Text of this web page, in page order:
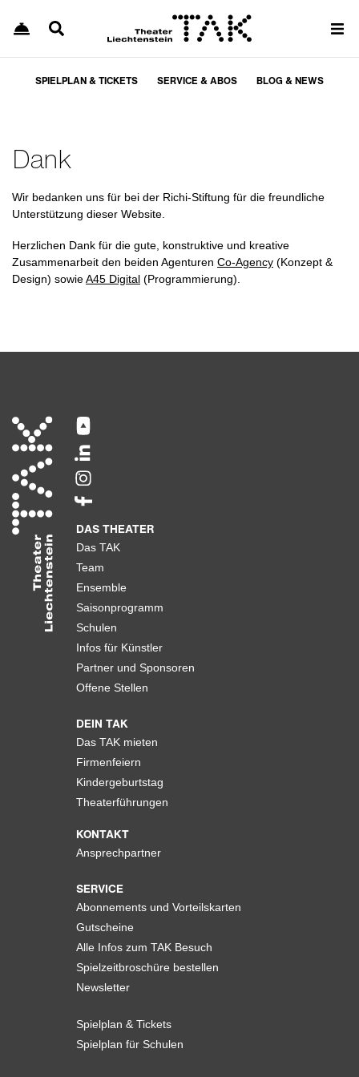
SPIELPLAN & TICKETS SERVICE & ABOS BLOG & NEWS
Dank
Wir bedanken uns für bei der Richi-Stiftung für die freundliche
Unterstützung dieser Website.
Herzlichen Dank für die gute, konstruktive und kreative
Zusammenarbeit den beiden Agenturen Co-Agency (Konzept &
Design) sowieA45 Digital (Programmierung).
DAS THEATER
Das TAK
Team
Ensemble
Saisonprogramm
Schulen
Infos für Künstler
Partner und Sponsoren
Offene Stellen
DEIN TAK
Das TAK mieten
Firmenfeiern
Kindergeburtstag
Theaterführungen
KONTAKT
Ansprechpartner
SERVICE
Abonnements und Vorteilskarten
Gutscheine
Alle Infos zum TAK Besuch
Spielzeitbroschüre bestellen
Newsletter
Spielplan & Tickets
Spielplan für Schulen